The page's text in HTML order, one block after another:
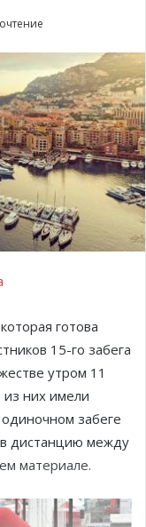
готова
15-го забега
утром 11
них имели
забеге
дистанцию между
материале.